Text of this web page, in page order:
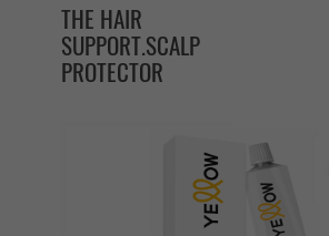
THE HAIR
SUPPORT.SCALP
PROTECTOR